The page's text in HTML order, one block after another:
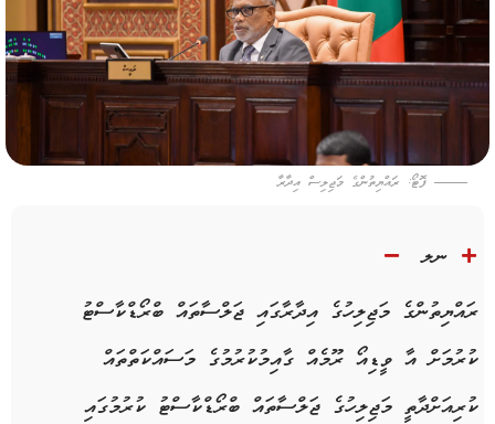
ފޮޓޯ: ރައްޔިތުންގެ މަޖިލިސް އިދާރާ
ނލ
ރައްޔިތުންގެ މަޖިލިހުގެ އިދާރާގައި ޖަލްސާތައް ބްރޯޑްކާސްޓު
ކުރުމަށް އާ ވީޑިއޯ ރޫމެއް ގާއިމުކުރުމުގެ މަސައްކަތްތައް
ކުރިއަށްދާތީ މަޖިލިހުގެ ޖަލްސާތައް ބްރޯޑްކާސްޓު ކުރުމުގައި